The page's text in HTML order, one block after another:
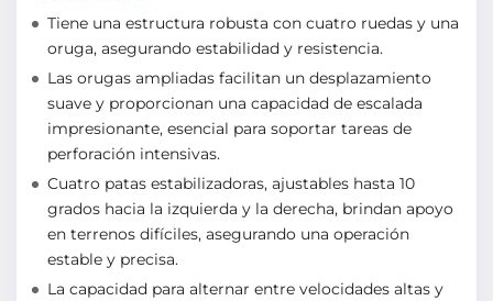
Tiene una estructura robusta con cuatro ruedas y una
oruga, asegurando estabilidad y resistencia.
Las orugas ampliadas facilitan un desplazamiento
suave y proporcionan una capacidad de escalada
impresionante, esencial para soportar tareas de
perforación intensivas.
Cuatro patas estabilizadoras, ajustables hasta 10
grados hacia la izquierda y la derecha, brindan apoyo
en terrenos difíciles, asegurando una operación
estable y precisa.
La capacidad para alternar entre velocidades altas y